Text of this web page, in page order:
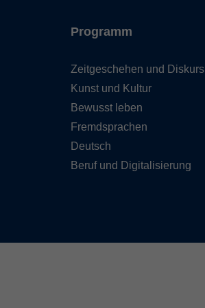
Programm
Zeitgeschehen und Diskurs
Kunst und Kultur
Bewusst leben
Fremdsprachen
Deutsch
Beruf und Digitalisierung